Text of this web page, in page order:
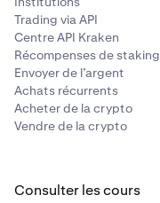
Trading via API
Centre API Kraken
Récompenses de staking
Envoyer de l’argent
Achats récurrents
Acheter de la crypto
Vendre de la crypto
Consulter les cours